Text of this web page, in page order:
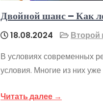
Двойной шанс – Как
18.08.2024 Второй
В условиях современных
условия. Многие из них
Читать далее →